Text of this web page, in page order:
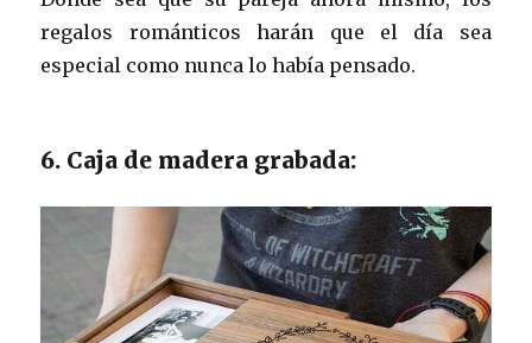
regalos románticos harán que el día sea
especial como nunca lo había pensado.
6. Caja de madera grabada: